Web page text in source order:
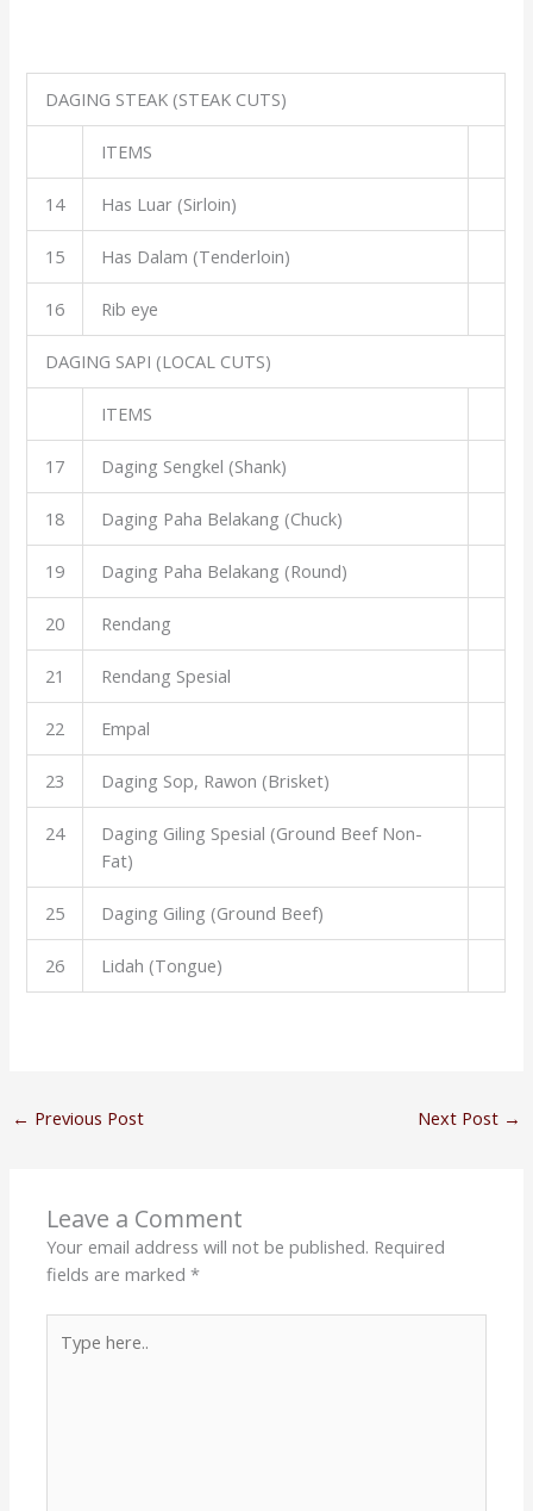
DAGING STEAK (STEAK CUTS)
ITEMS
14 Has Luar (Sirloin)
15 Has Dalam (Tenderloin)
16 Rib eye
DAGING SAPI (LOCAL CUTS)
ITEMS
17 Daging Sengkel (Shank)
18 Daging Paha Belakang (Chuck)
19 Daging Paha Belakang (Round)
20 Rendang
21 Rendang Spesial
22 Empal
23 Daging Sop, Rawon (Brisket)
24
Daging Giling Spesial (Ground Beef Non-
Fat)
25 Daging Giling (Ground Beef)
26 Lidah (Tongue)
← Previous Post Next Post →
Leave a Comment
Your email address will not be published. Required
fields are marked*
here..